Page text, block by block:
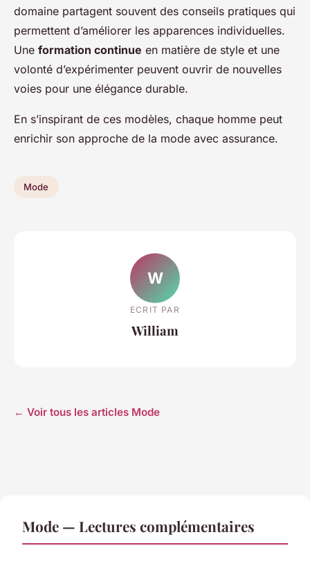
domaine partagent souvent des conseils pratiques qui
permettent d’améliorer les apparences individuelles.
Une formation continue en matière de style et une
volonté d’expérimenter peuvent ouvrir de nouvelles
voies pour une élégance durable.
En s’inspirant de ces modèles, chaque homme peut
enrichir son approche de la mode avec assurance.
Mode
W
ECRIT PAR
William
← Voir tous les articles Mode
Mode — Lectures complémentaires